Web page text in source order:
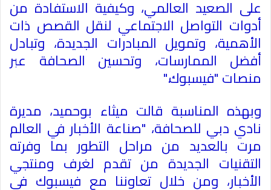
على الصعيد العالمي، وكيفية الاستفادة من
أدوات التواصل الاجتماعي لنقل القصص ذات
الأهمية، وتمويل المبادرات الجديدة، وتبادل
أفضل الممارسات، وتحسين الصحافة عبر
منصات "فيسبوك".
وبهذه المناسبة قالت ميثاء بوحميد، مديرة
نادي دبي للصحافة، "صناعة الأخبار في العالم
مرت بالعديد من مراحل التطور بما وفرته
التقنيات الجديدة من تقدم لغرف ومنتجي
الأخبار، ومن خلال تعاوننا مع فيسبوك في